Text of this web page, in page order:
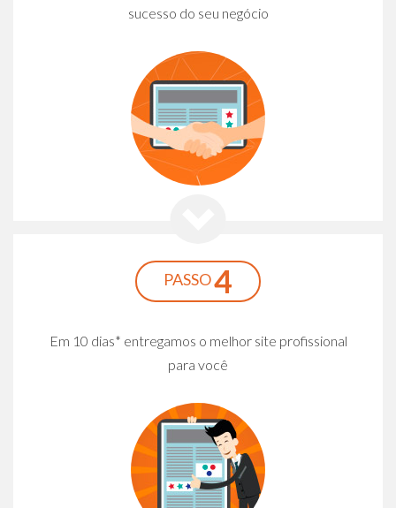
sucesso do seu negócio
PASSO4
Em 10 dias* entregamos o melhor site profissional
para você